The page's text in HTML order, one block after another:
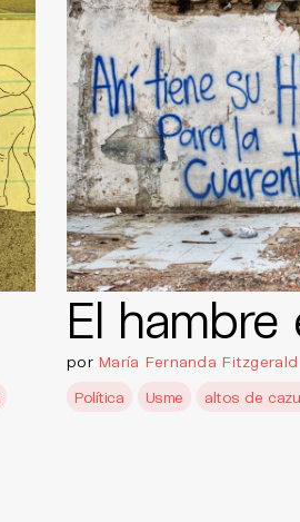
El
por María Fernanda Fitzgerald
Política
Usme altos de